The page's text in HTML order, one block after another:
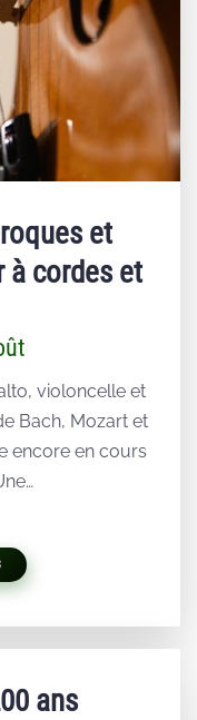
et
à cordes et
violoncelle et
Bach, Mozart et
encore en cours
ans